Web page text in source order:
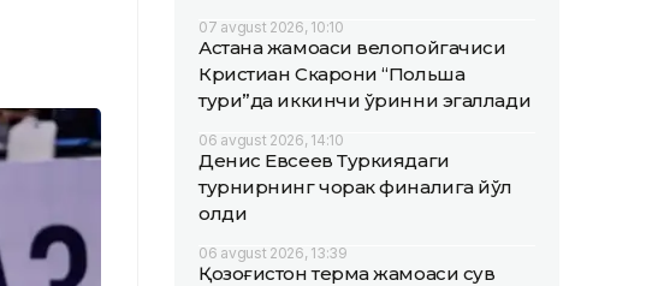
07 avgust 2026, 10:10
Астана жамоаси велопойгачиси
Кристиан Скарони “Польша
тури”да иккинчи ўринни эгаллади
06 avgust 2026, 14:10
Денис Евсеев Туркиядаги
турнирнинг чорак финалига йўл
олди
06 avgust 2026, 13:39
Қозоғистон терма жамоаси сув